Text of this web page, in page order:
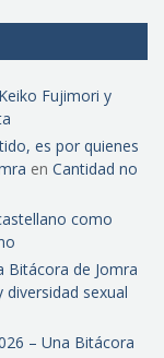
Fujimori y
es por quienes
en Cantidad no
como
Bitácora de Jomra
sexual
– Una Bitácora